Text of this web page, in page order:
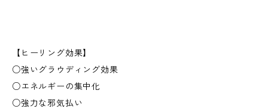
【ヒーリング効果】
○強いグラウディング効果
○エネルギーの集中化
○強力な邪気払い